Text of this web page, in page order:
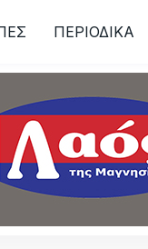
ΠΕΡΙΟΔΙΚΑ